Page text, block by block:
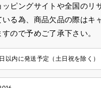
ピングサイトや全国のリ
る為、商品欠品の際はキ
ので予めご了承下さい。
以内に発送予定（土日祝を除く）